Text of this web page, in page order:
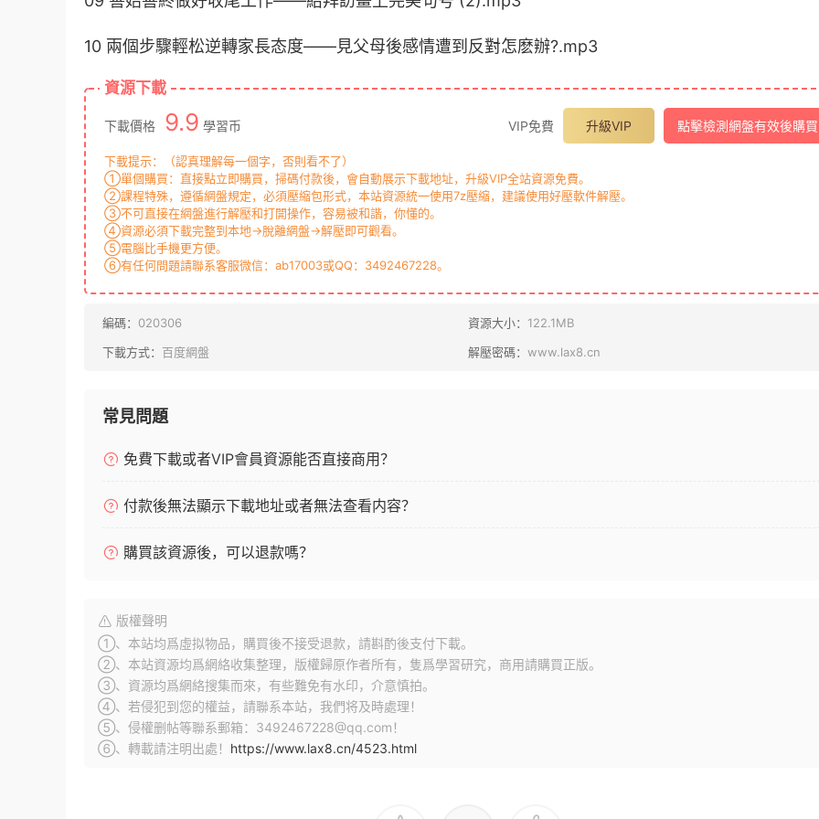
10 兩個步驟輕松逆轉家長态度——見父母後感情遭到反對怎麽辦?.mp3
資源下載
下載價格 9.9 學習币 VIP免費 升級VIP 點擊檢測網盤有效後購買
下載提示：（認真理解每一個字，否則看不了）
①單個購買：直接點立即購買，掃碼付款後，會自動展示下載地址，升級VIP全站資源免費。
②課程特殊，遵循網盤規定，必須壓縮包形式，本站資源統一使用7z壓縮，建議使用好壓軟件解壓。
③不可直接在網盤進行解壓和打開操作，容易被和諧，你懂的。
④資源必須下載完整到本地→脫離網盤→解壓即可觀看。
⑤電腦比手機更方便。
⑥有任何問題請聯系客服微信：ab17003或QQ：3492467228。
編碼： 020306 資源大小： 122.1MB
下載方式： 百度網盤 解壓密碼： www.lax8.cn
常見問題
免費下載或者VIP會員資源能否直接商用？
付款後無法顯示下載地址或者無法查看内容？
購買該資源後，可以退款嗎？
版權聲明
①、本站均爲虛拟物品，購買後不接受退款，請斟酌後支付下載。
②、本站資源均爲網絡收集整理，版權歸原作者所有，隻爲學習研究，商用請購買正版。
③、資源均爲網絡搜集而來，有些難免有水印，介意慎拍。
④、若侵犯到您的權益，請聯系本站，我們将及時處理！
⑤、侵權删帖等聯系郵箱：3492467228@qq.com！
⑥、轉載請注明出處！ https://www.lax8.cn/4523.html